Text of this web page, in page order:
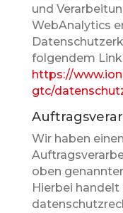
und
WebAnalytics
folgendem
https://
gtc/
Wir haben
oben
Hierbei handelt